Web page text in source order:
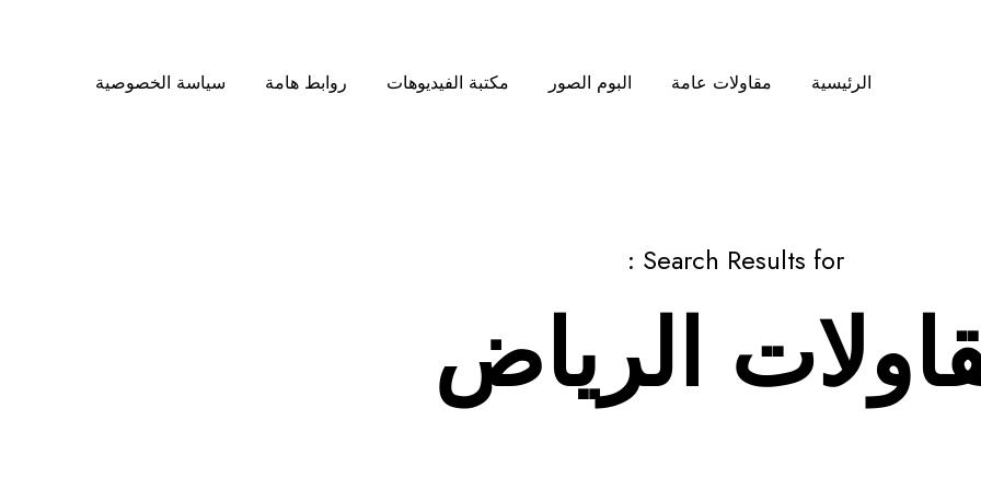
الرئيسية مقاولات عامة البوم الصور مكتبة الفيديوهات روابط هامة سياسة الخصوصية
Search Results for :
الرياض